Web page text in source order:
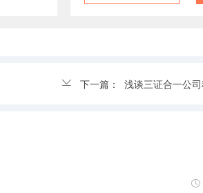
下一篇： 浅谈三证合一公